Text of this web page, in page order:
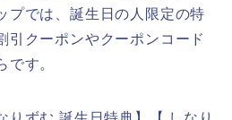
プでは、誕生日の人限定の特
引クーポンやクーポンコード
です。